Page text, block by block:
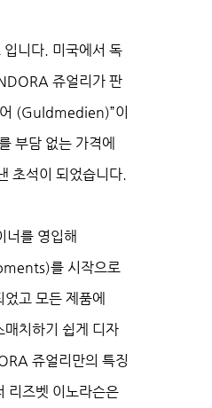
니다. 미국에서 독
쥬얼리가 판
(Guldmedien)”이
부담 없는 가격에
초석이 되었습니다.
너를 영입해
를 시작으로
고 모든 제품에
치하기 쉽게 디자
쥬얼리만의 특징
리즈벳 이노라슨은